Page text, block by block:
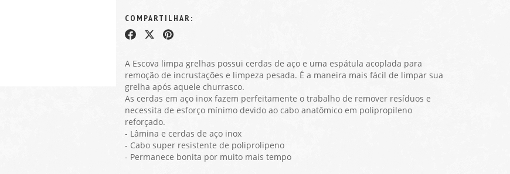
COMPARTILHAR:
A Escova limpa grelhas possui cerdas de aço e uma espátula acoplada para
remoção de incrustações e limpeza pesada. É a maneira mais fácil de limpar sua
grelha após aquele churrasco.
As cerdas em aço inox fazem perfeitamente o trabalho de remover resíduos e
necessita de esforço mínimo devido ao cabo anatômico em polipropileno
reforçado.
- Lâmina e cerdas de aço inox
- Cabo super resistente de poliprolipeno
- Permanece bonita por muito mais tempo